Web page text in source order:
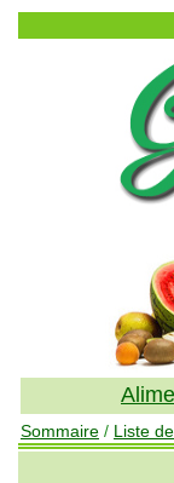
Sommaire / Liste